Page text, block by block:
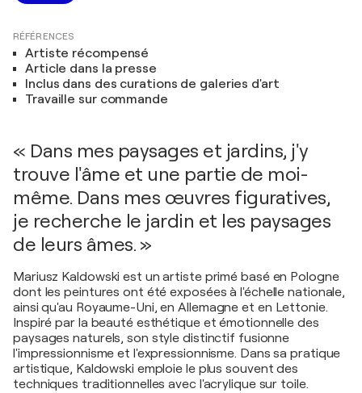
RÉFÉRENCES
Artiste récompensé
Article dans la presse
Inclus dans des curations de galeries d'art
Travaille sur commande
« Dans mes paysages et jardins, j'y
trouve l'âme et une partie de moi-
même. Dans mes œuvres figuratives,
je recherche le jardin et les paysages
de leurs âmes. »
Mariusz Kaldowski est un artiste primé basé en Pologne
dont les peintures ont été exposées à l'échelle nationale,
ainsi qu'au Royaume-Uni, en Allemagne et en Lettonie.
Inspiré par la beauté esthétique et émotionnelle des
paysages naturels, son style distinctif fusionne
l'impressionnisme et l'expressionnisme. Dans sa pratique
artistique, Kaldowski emploie le plus souvent des
techniques traditionnelles avec l'acrylique sur toile.